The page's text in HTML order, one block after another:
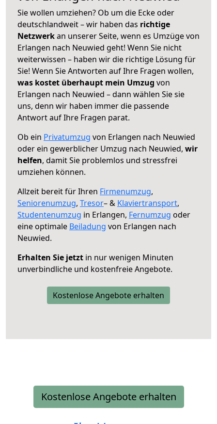
Sie wollen umziehen? Ob um die Ecke oder
deutschlandweit – wir haben das richtige
Netzwerkan unserer Seite, wenn es Umzüge von
Erlangen nach Neuwied geht! Wenn Sie nicht
weiterwissen – haben wir die richtige Lösung für
Sie! Wenn Sie Antworten auf Ihre Fragen wollen,
was kostet überhaupt mein Umzug von
Erlangen nach Neuwied – dann wählen Sie sie
uns, denn wir haben immer die passende
Antwort auf Ihre Fragen parat.
Ob ein Privatumzug von Erlangen nach Neuwied
oder ein gewerblicher Umzug nach Neuwied, wir
helfen, damit Sie problemlos und stressfrei
umziehen können.
Allzeit bereit für Ihren Firmenumzug,
Seniorenumzug, Tresor– & Klaviertransport,
Studentenumzug in Erlangen, Fernumzug oder
eine optimale Beiladung von Erlangen nach
Neuwied.
Erhalten Sie jetzt in nur wenigen Minuten
unverbindliche und kostenfreie Angebote.
Kostenlose Angebote erhalten
Kostenlose Angebote erhalten